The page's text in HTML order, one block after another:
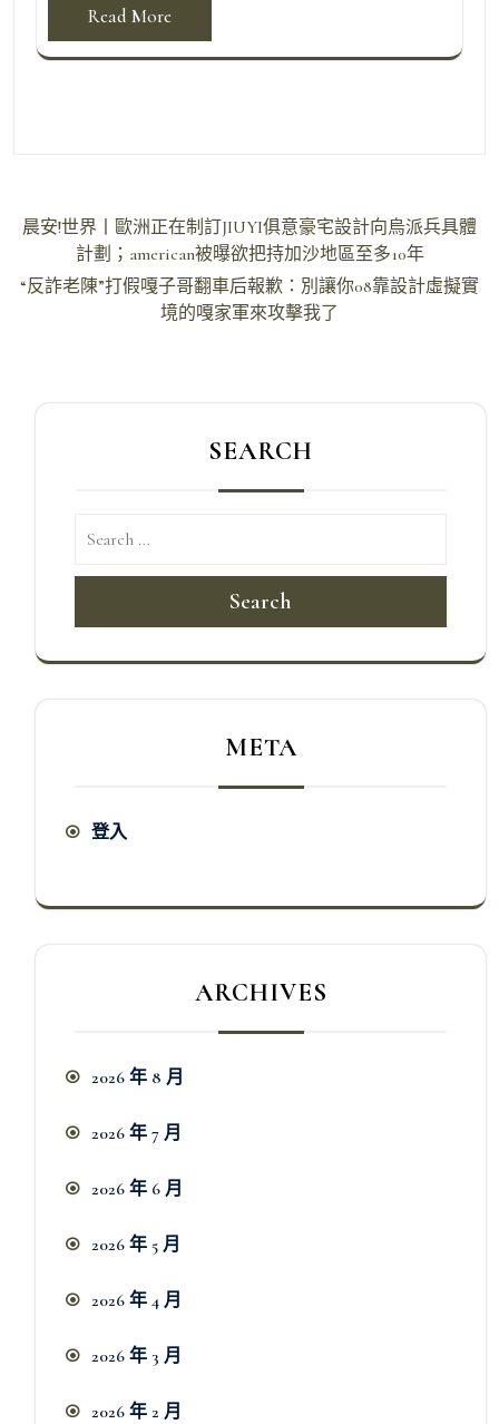
Read More
文
導
晨安!世界丨歐洲正在制訂JIUYI俱意豪宅設計向烏派兵具體
計劃；american被曝欲把持加沙地區至多10年
“反詐老陳”打假嘎子哥翻車后報歉：別讓你08靠設計虛擬實
境的嘎家軍來攻擊我了
SEARCH
Search
META
登入
ARCHIVES
2026 年 8 月
2026 年 7 月
2026 年 6 月
2026 年 5 月
2026 年 4 月
2026 年 3 月
2026 年 2 月